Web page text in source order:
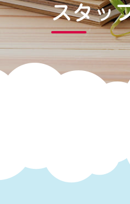
スタッ